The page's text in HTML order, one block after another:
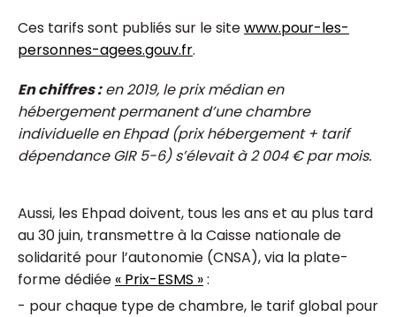
Ces tarifs sont publiés sur le sitewww.pour-les-
personnes-agees.gouv.fr.
En chiffres :en 2019, le prix médian en
hébergement permanent d’une chambre
individuelle en Ehpad (prix hébergement + tarif
dépendance GIR 5-6) s’élevait à 2 004 € par mois.
Aussi, les Ehpad doivent, tous les ans et au plus tard
au 30 juin, transmettre à la Caisse nationale de
solidarité pour l’autonomie (CNSA), via la plate-
forme dédiée « Prix-ESMS »:
- pour chaque type de chambre, le tarif global pour